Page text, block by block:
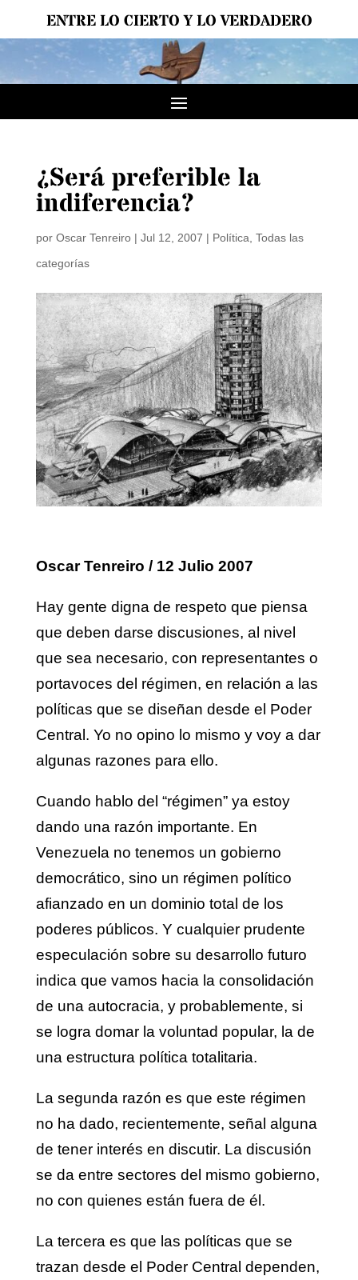
ENTRE LO CIERTO Y LO VERDADERO
¿Será preferible la
indiferencia?
por Oscar Tenreiro| Jul 12, 2007 | Política Todas las
categorías
Oscar Tenreiro / 12 Julio 2007
Hay gente digna de respeto que piensa
que deben darse discusiones, al nivel
que sea necesario, con representantes o
portavoces del régimen, en relación a las
políticas que se diseñan desde el Poder
Central. Yo no opino lo mismo y voy a dar
algunas razones para ello.
Cuando hablo del “régimen” ya estoy
dando una razón importante. En
Venezuela no tenemos un gobierno
democrático, sino un régimen político
afianzado en un dominio total de los
poderes públicos. Y cualquier prudente
especulación sobre su desarrollo futuro
indica que vamos hacia la consolidación
de una autocracia, y probablemente, si
se logra domar la voluntad popular, la de
una estructura política totalitaria.
La segunda razón es que este régimen
no ha dado, recientemente, señal alguna
de tener interés en discutir. La discusión
se da entre sectores del mismo gobierno,
no con quienes están fuera de él.
La tercera es que las políticas que se
trazan desde el Poder Central dependen,